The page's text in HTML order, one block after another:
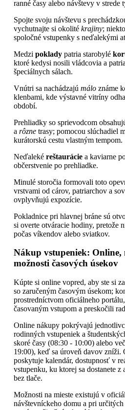
ranné časy alebo návštevy v strede
Spojte svoju návštevu s
vychutnajte si okolité krajiny;
spoločné vstupenky s neďalekými
Medzi poklady patria starobylé
ktoré kedysi nosili vládcovia a
špeciálnych sálach.
Vnútri sa nachádzajú málo známe
klenbami, kde výstavné vitríny
období.
Prehliadky so sprievodcom
a rôzne trasy; pomocou slúchadiel
kurátorskú cestu vlastným tempom.
Neďaleké reštaurácie a kaviarne
občerstvenie po prehliadke.
Minulé storočia formovali toto
vrstvami od cárov, patriarchov a
ovplyvňujú expozície.
Pokladnice pri hlavnej bráne sú
si overte otváracie hodiny, pretože
počas víkendov alebo sviatkov.
Nákup vstupeniek: Online,
možnosti časových úsekov
Kúpte si online vopred, aby ste si
so zaručeným časovým úsekom;
prostredníctvom oficiálneho
časovaným vstupom a preskočili
Online nákupy pokrývajú
rodinných vstupeniek a
skoré časy (08:30 - 10:00) alebo
19:00), keď sa úroveň davov zníži.
poskytuje kalendár, dostupnosť v
vstupenku, ku ktorej sa dostanete
bez tlače.
Možnosti na mieste existujú v
návštevníckeho domu a pri